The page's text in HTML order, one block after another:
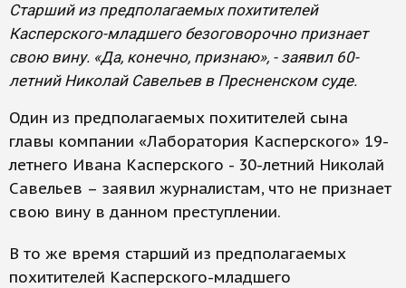
Старший из предполагаемых похитителей
Касперского-младшего безоговорочно признает
свою вину. «Да, конечно, признаю», - заявил 60-
летний Николай Савельев в Пресненском суде.
Один из предполагаемых похитителей сына
главы компании «Лаборатория Касперского» 19-
летнего Ивана Касперского - 30-летний Николай
Савельев – заявил журналистам, что не признает
свою вину в данном преступлении.
В то же время старший из предполагаемых
похитителей Касперского-младшего